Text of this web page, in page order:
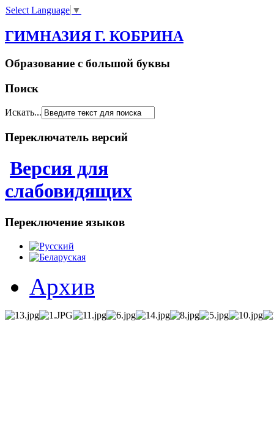
Select Language ▼
ГИМНАЗИЯ Г. КОБРИНА
Образование с большой буквы
Поиск
Искать...
Переключатель версий
Версия для
слабовидящих
Переключение языков
Архив